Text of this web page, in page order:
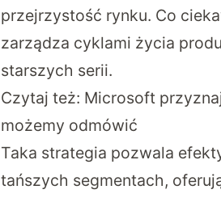
przejrzystość rynku. Co
zarządza cyklami życia
starszych serii.
Czytaj też: Microsoft
możemy odmówić
Taka strategia pozwala
tańszych segmentach,